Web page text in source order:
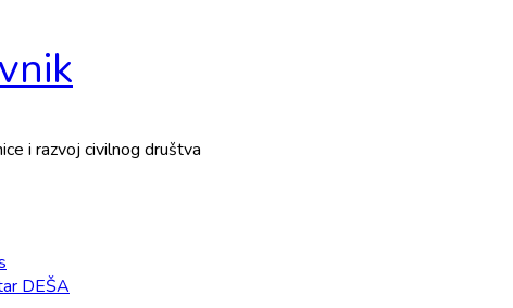
i razvoj civilnog društva
DEŠA